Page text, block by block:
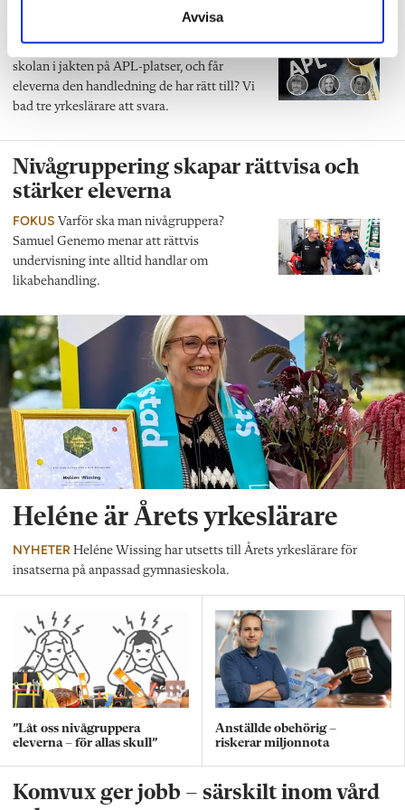
Avvisa
PANELENHur mycket stöd får lärare av
skolan i jakten på APL-platser, och får
eleverna den handledning de har rätt till? Vi
bad tre yrkeslärare att svara.
Nivågruppering skapar rättvisa och
stärker eleverna
FOKUS Varför ska man nivågruppera?
Samuel Genemo menar att rättvis
undervisning inte alltid handlar om
likabehandling.
Heléne är Årets yrkeslärare
NYHETER Heléne Wissing har utsetts till Årets yrkeslärare för
insatserna på anpassad gymnasieskola.
”Låt oss nivågruppera
eleverna – för allas skull”
Anställde obehörig –
riskerar miljonnota
Komvux ger jobb – särskilt inom vård